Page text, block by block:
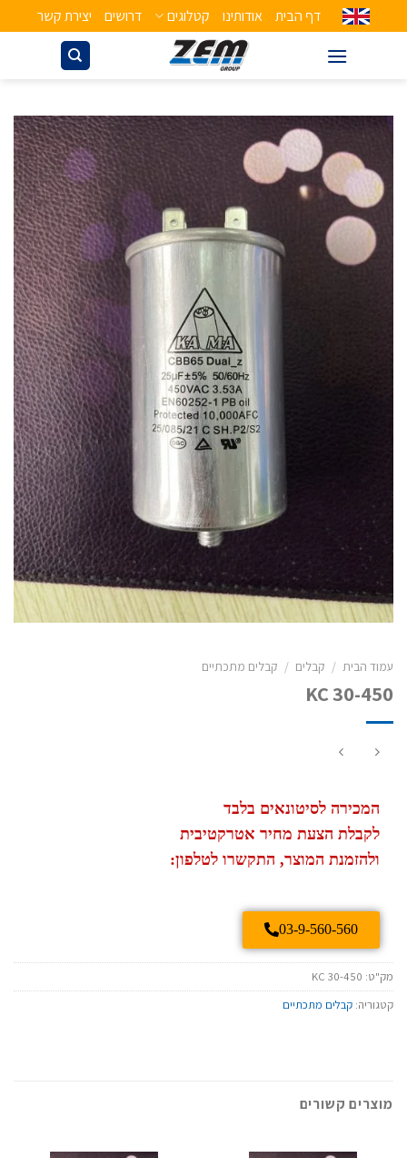
דף הבית אודותינו קטלוגים דרושים יצירת קשר
עמוד הבית / קבלים / קבלים מתכתיים
KC 30-450
המכירה לסיטונאים בלבד
לקבלת הצעת מחיר אטרקטיבית
ולהזמנת המוצר, התקשרו לטלפון:
03-9-560-560
מק"ט: KC 30-450
קטגוריה: קבלים מתכתיים
מוצרים קשורים